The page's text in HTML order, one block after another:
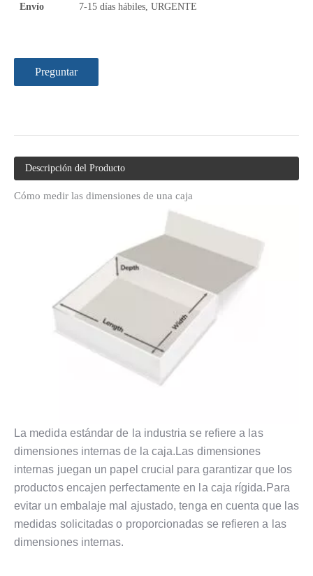
Envío 7-15 días hábiles, URGENTE
Preguntar
Descripción del Producto
Cómo medir las dimensiones de una caja
La medida estándar de la industria se refiere a las
dimensiones internas de la caja.Las dimensiones
internas juegan un papel crucial para garantizar que los
productos encajen perfectamente en la caja rígida.Para
evitar un embalaje mal ajustado, tenga en cuenta que las
medidas solicitadas o proporcionadas se refieren a las
dimensiones internas.